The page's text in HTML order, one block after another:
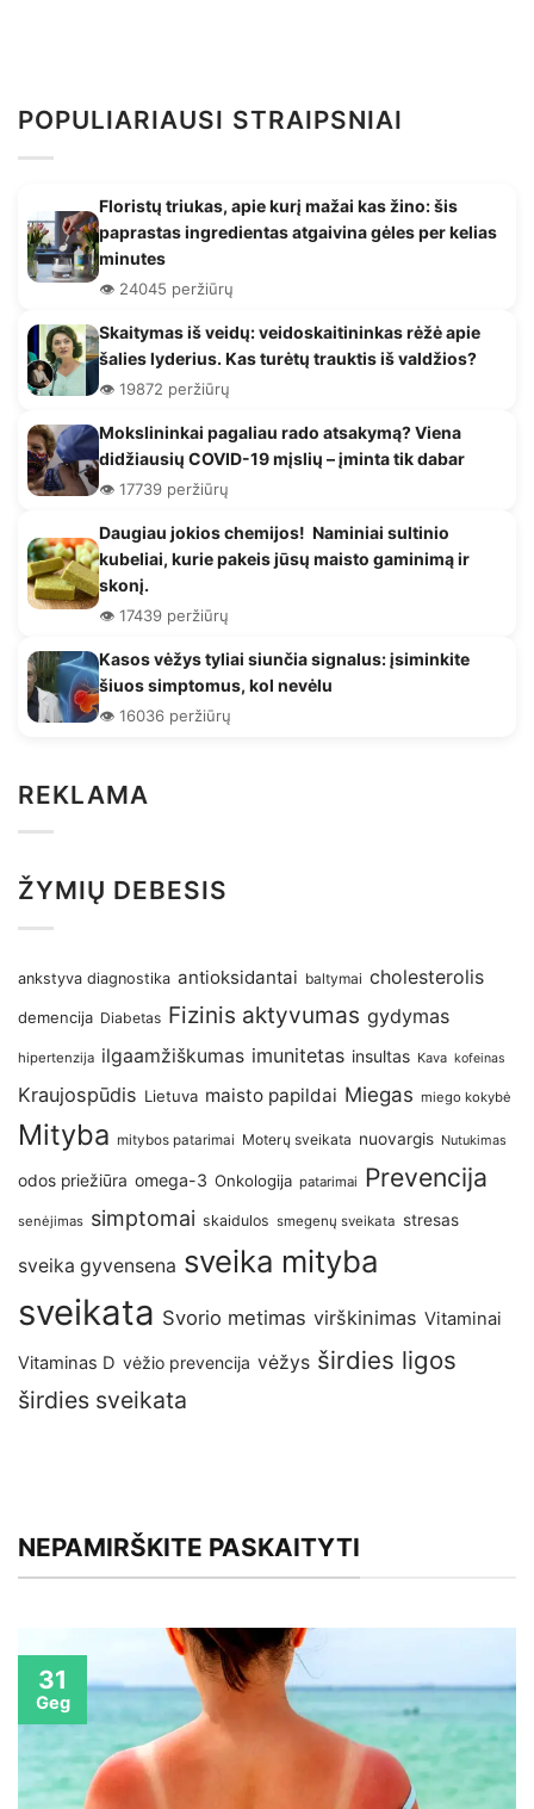
POPULIARIAUSI STRAIPSNIAI
Floristų triukas, apie kurį mažai kas žino: šis
paprastas ingredientas atgaivina gėles per kelias
minutes
👁️ 24045 peržiūrų
Skaitymas iš veidų: veidoskaitininkas rėžė apie
šalies lyderius. Kas turėtų trauktis iš valdžios?
👁️ 19872 peržiūrų
Mokslininkai pagaliau rado atsakymą? Viena
didžiausių COVID-19 mįslių – įminta tik dabar
👁️ 17739 peržiūrų
Daugiau jokios chemijos! Naminiai sultinio
kubeliai, kurie pakeis jūsų maisto gaminimą ir
skonį.
👁️ 17439 peržiūrų
Kasos vėžys tyliai siunčia signalus: įsiminkite
šiuos simptomus, kol nevėlu
👁️ 16036 peržiūrų
REKLAMA
ŽYMIŲ DEBESIS
ankstyva diagnostika antioksidantai baltymai cholesterolis
demencija Diabetas Fizinis aktyvumas gydymas
hipertenzija ilgaamžiškumas imunitetas insultas Kava kofeinas
Kraujospūdis Lietuva maisto papildai Miegas miego kokybė
Mityba mitybos patarimai Moterų sveikata nuovargis Nutukimas
odos priežiūra omega-3 Onkologija patarimai Prevencija
senėjimas simptomai skaidulos smegenų sveikata stresas
sveika gyvensena sveika mityba
sveikata Svorio metimas virškinimas Vitaminai
Vitaminas D vėžio prevencija vėžys širdies ligos
širdies sveikata
NEPAMIRŠKITE PASKAITYTI
31
Geg